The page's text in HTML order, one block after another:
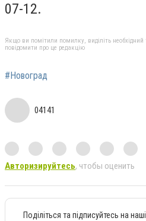
07-12.
Якщо ви помітили помилку, виділіть необхідний
повідомити про це редакцію
#Новоград
04141
Авторизируйтесь, чтобы оценить
Поділіться та підписуйтесь на